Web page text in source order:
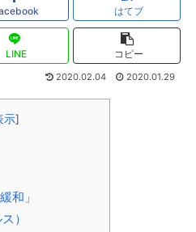
はてブ
LINE コピー
2020.02.04 2020.01.29
示]
和」
）